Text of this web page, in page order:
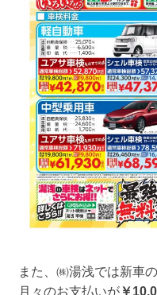
また、㈱湯浅では新車
月々のお支払いが￥